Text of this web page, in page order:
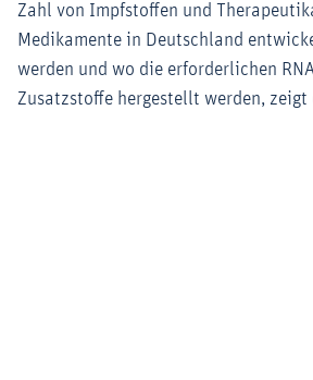
Zahl von Impfstoffen und
Medikamente in Deutschland
werden und wo die erforderlichen
Zusatzstoffe hergestellt werden, zeigt